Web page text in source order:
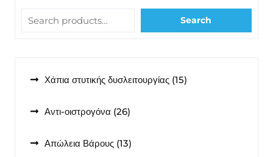
Search
Χάπια στυτικής δυσλειτουργίας 1515
Αντι-οιστρογόνα 2626
Απώλεια Βάρους 1313